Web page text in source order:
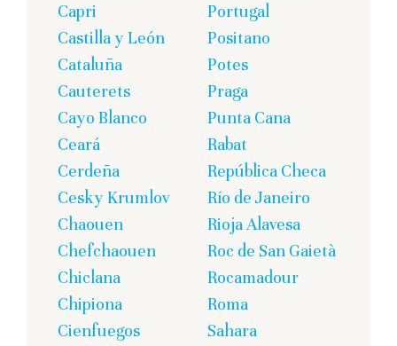
Capri
Castilla y León
Cataluña
Cauterets
Cayo Blanco
Ceará
Cerdeña
Cesky Krumlov
Chaouen
Chefchaouen
Chiclana
Chipiona
Cienfuegos
Portugal
Positano
Potes
Praga
Punta Cana
Rabat
República Checa
Río de Janeiro
Rioja Alavesa
Roc de San Gaietà
Rocamadour
Roma
Sahara